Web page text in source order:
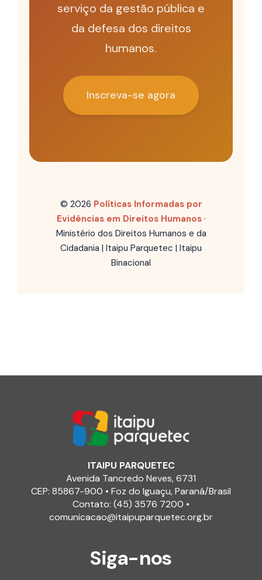
serviço da gestão pública e
da defesa dos direitos
humanos.
Inscreva-se agora
© 2026 Políticas Informadas por
Evidências em Direitos Humanos·
Ministério dos Direitos Humanos e da
Cidadania | Itaipu Parquetec | Itaipu
Binacional
ITAIPU PARQUETEC
Avenida Tancredo Neves, 6731
CEP: 85867-900 • Foz do Iguaçu, Paraná/Brasil
Contato: (45) 3576 7200 •
comunicacao@itaipuparquetec.org.br
Siga-nos